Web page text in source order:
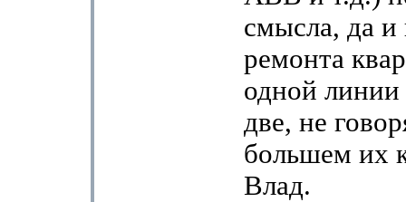
смысла, да и
ремонта
одной линии
две, не
большем их
Влад.